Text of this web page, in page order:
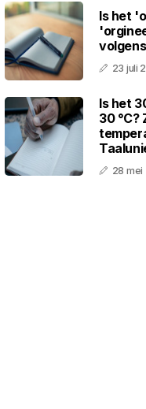
Is het
23 juli
Is het
30 °C?
28 mei